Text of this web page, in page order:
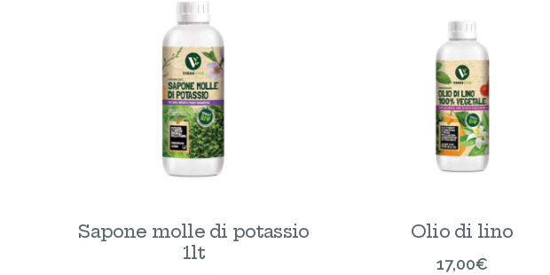
Sapone molle di potassio
1lt
Olio di lino
17,00€